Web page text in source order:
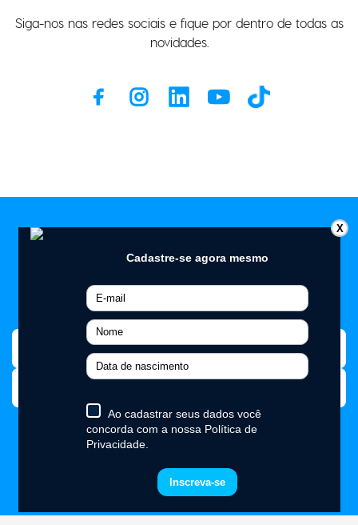
Siga-nos nas redes sociais e fique por dentro de todas as
novidades.
Cadastre-se para receber as
melhores ofertas
X